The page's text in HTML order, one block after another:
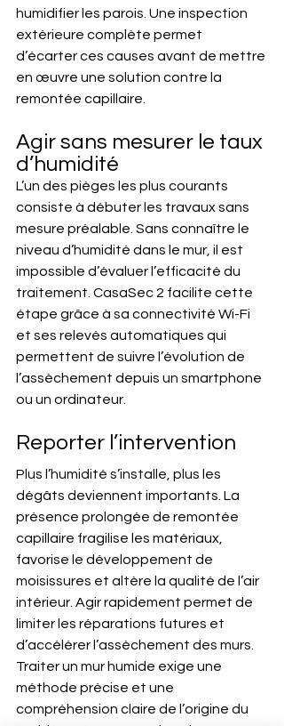
humidifier les parois. Une inspection
extérieure complète permet
d’écarter ces causes avant de mettre
en œuvre une solution contre la
remontée capillaire.
Agir sans mesurer le taux
d’humidité
L’un des pièges les plus courants
consiste à débuter les travaux sans
mesure préalable. Sans connaître le
niveau d’humidité dans le mur, il est
impossible d’évaluer l’efficacité du
traitement. CasaSec 2 facilite cette
étape grâce à sa connectivité Wi-Fi
et ses relevés automatiques qui
permettent de suivre l’évolution de
l’assèchement depuis un smartphone
ou un ordinateur.
Reporter l’intervention
Plus l’humidité s’installe, plus les
dégâts deviennent importants. La
présence prolongée de remontée
capillaire fragilise les matériaux,
favorise le développement de
moisissures et altère la qualité de l’air
intérieur. Agir rapidement permet de
limiter les réparations futures et
d’accélérer l’assèchement des murs.
Traiter un mur humide exige une
méthode précise et une
compréhension claire de l’origine du